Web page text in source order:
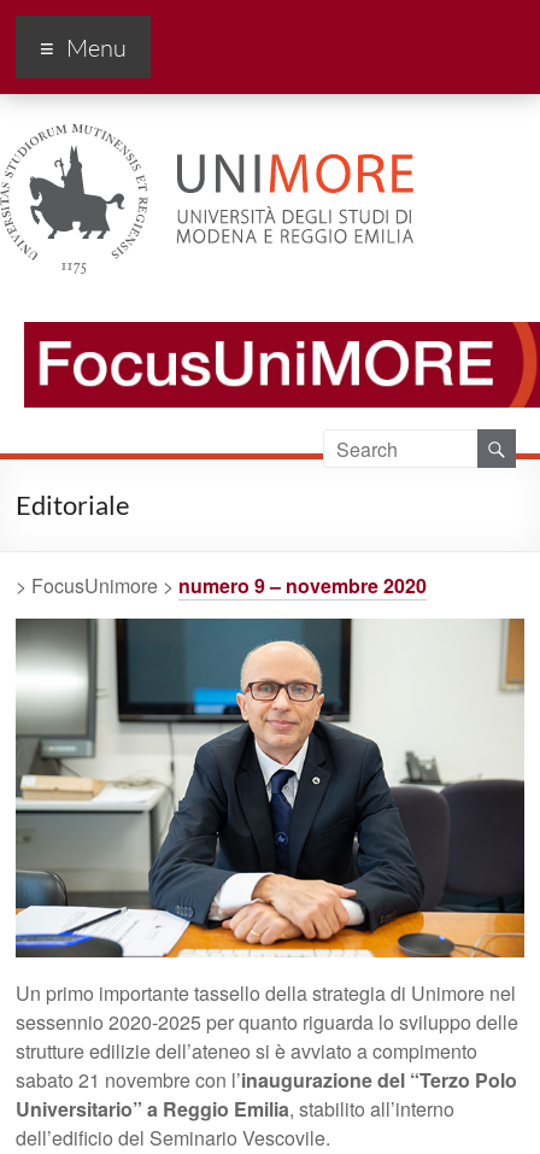
FocusUnimore
Menu
Editoriale
> FocusUnimore > numero 9 – novembre 2020
Un primo importante tassello della strategia di Unimore nel
sessennio 2020-2025 per quanto riguarda lo sviluppo delle
strutture edilizie dell’ateneo si è avviato a compimento
sabato 21 novembre con l’inaugurazione del “Terzo Polo
Universitario” a Reggio Emilia, stabilito all’interno
dell’edificio del Seminario Vescovile.